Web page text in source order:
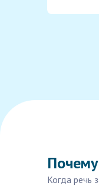
Когда речь